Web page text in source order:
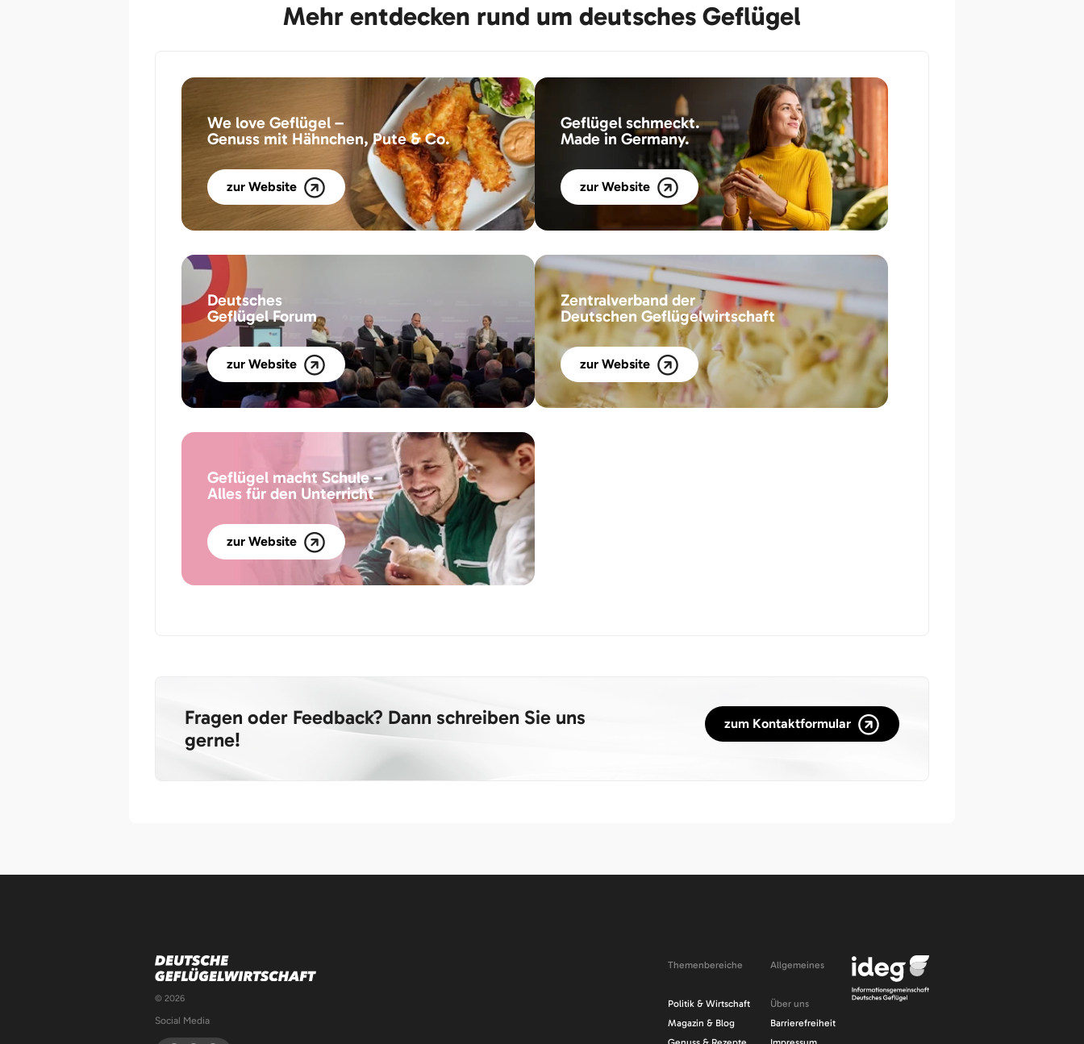
Mehr entdecken rund um deutsches Geflügel
We love Geflügel –
Genuss mit Hähnchen, Pute & Co.
zur Website
Geflügel schmeckt.
Made in Germany.
zur Website
Deutsches
Geflügel Forum
zur Website
Zentralverband der
Deutschen Geflügelwirtschaft
zur Website
Geflügel macht Schule –
Alles für den Unterricht
zur Website
Fragen oder Feedback? Dann schreiben Sie uns
gerne!
zum Kontaktformular
© 2026
Social Media
Themenbereiche
Politik & Wirtschaft
Magazin & Blog
Allgemeines
Über uns
Barrierefreiheit